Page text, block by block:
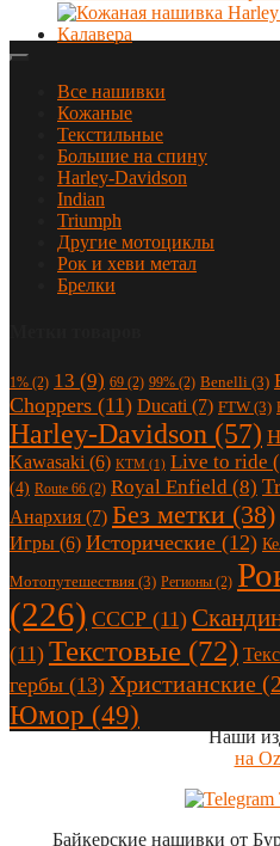
Все нашивки
Кожаные
Текстильные
Большие на спину
Harley-Davidson
Indian
Triumph
Другие мотоциклы
Рок и хеви метал
Брелки
1% (2) 13 (9) 69 (2) 99% (2) Benelli (3)
Choppers (11) Ducati (7) FTW (3)
Harley-Davidson (57)
Kawasaki (6) KTM (1) Live to ride
(4) Route 66 (2) Royal Enfield (8)
Анархия (7) Без метки (38)
Игры (6) Исторические (12)
Мотопутешествия (3) Регионы (2)
(226) СССР (11)
(11) Текстовые (72)
гербы (13) Христианские
Юмор (49)
Наши
на
Байкерские нашивки от